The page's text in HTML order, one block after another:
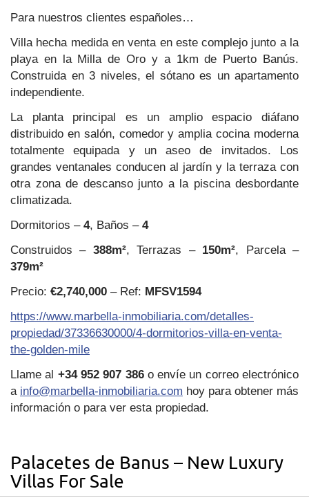
Para nuestros clientes españoles…
Villa hecha medida en venta en este complejo junto a la
playa en la Milla de Oro y a 1km de Puerto Banús.
Construida en 3 niveles, el sótano es un apartamento
independiente.
La planta principal es un amplio espacio diáfano
distribuido en salón, comedor y amplia cocina moderna
totalmente equipada y un aseo de invitados. Los
grandes ventanales conducen al jardín y la terraza con
otra zona de descanso junto a la piscina desbordante
climatizada.
Dormitorios – 4, Baños – 4
Construidos – 388m², Terrazas – 150m², Parcela –
379m²
Precio: €2,740,000 – Ref: MFSV1594
https://www.marbella-inmobiliaria.com/detalles-
propiedad/37336630000/4-dormitorios-villa-en-venta-
the-golden-mile
Llame al +34 952 907 386o envíe un correo electrónico
a info@marbella-inmobiliaria.com hoy para obtener más
información o para ver esta propiedad.
Palacetes de Banus – New Luxury
Villas For Sale